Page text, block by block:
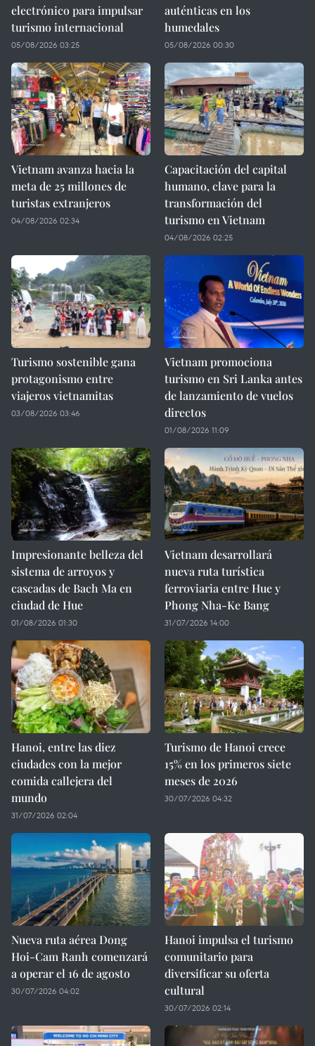
electrónico para impulsar
turismo internacional
05/08/2026 03:25
auténticas en los
humedales
05/08/2026 00:30
Vietnam avanza hacia la
meta de 25 millones de
turistas extranjeros
04/08/2026 02:34
Capacitación del capital
humano, clave para la
transformación del
turismo en Vietnam
04/08/2026 02:25
Turismo sostenible gana
protagonismo entre
viajeros vietnamitas
03/08/2026 03:46
Vietnam promociona
turismo en Sri Lanka antes
de lanzamiento de vuelos
directos
01/08/2026 11:09
Impresionante belleza del
sistema de arroyos y
cascadas de Bach Ma en
ciudad de Hue
01/08/2026 01:30
Vietnam desarrollará
nueva ruta turística
ferroviaria entre Hue y
Phong Nha-Ke Bang
31/07/2026 14:00
Hanoi, entre las diez
ciudades con la mejor
comida callejera del
mundo
31/07/2026 02:04
Turismo de Hanoi crece
15% en los primeros siete
meses de 2026
30/07/2026 04:32
Nueva ruta aérea Dong
Hoi-Cam Ranh comenzará
a operar el 16 de agosto
30/07/2026 04:02
Hanoi impulsa el turismo
comunitario para
diversificar su oferta
cultural
30/07/2026 02:14